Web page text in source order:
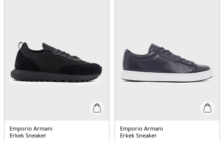
Emporio Armani
Erkek Sneaker
Emporio Armani
Erkek Sneaker